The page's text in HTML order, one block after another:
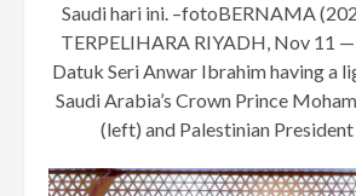
Saudi hari ini. –fotoBERNAMA
TERPELIHARA RIYADH, Nov 11
Datuk Seri Anwar Ibrahim having a
Saudi Arabia’s Crown Prince
(left) and Palestinian